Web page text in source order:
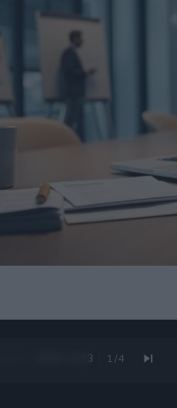
0:05 / 1:23 1 /4